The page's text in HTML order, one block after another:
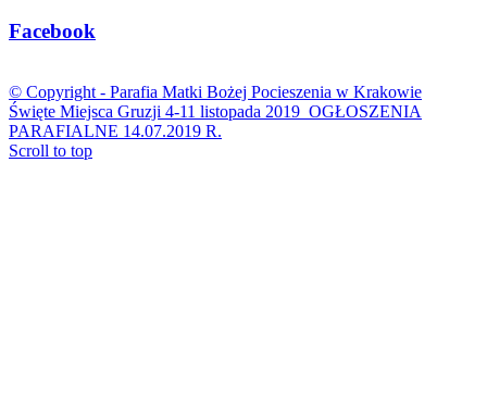
Facebook
© Copyright - Parafia Matki Bożej Pocieszenia w Krakowie
Święte Miejsca Gruzji 4-11 listopada 2019 OGŁOSZENIA
PARAFIALNE 14.07.2019 R.
Scroll to top